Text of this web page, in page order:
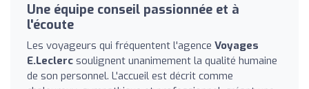
Une équipe conseil passionnée et à
l'écoute
Les voyageurs qui fréquentent l'agence Voyages
E.Leclerc soulignent unanimement la qualité humaine
de son personnel. L'accueil est décrit comme